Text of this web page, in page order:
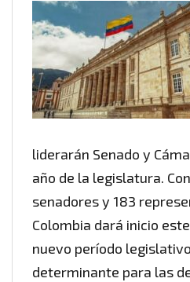
liderarán Senado y
año de la legislatura.
senadores y 183
Colombia dará inicio
nuevo período
determinante para las